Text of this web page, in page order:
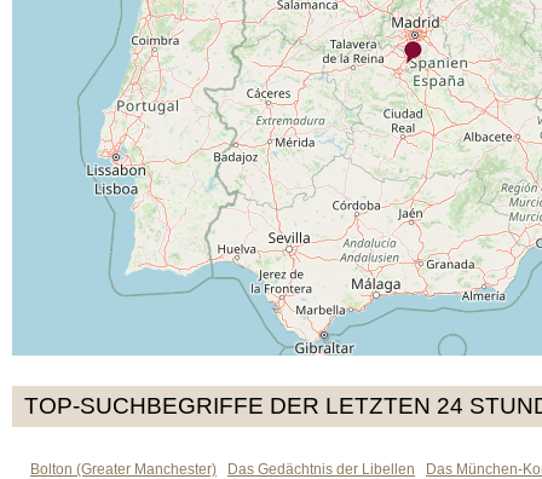
TOP-SUCHBEGRIFFE DER LETZTEN 24
Bolton (Greater Manchester) Das Gedächtnis der Libellen Das München-